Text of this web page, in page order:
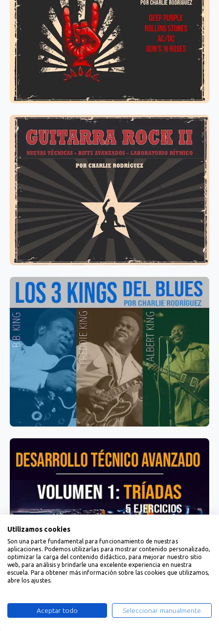
Utilizamos cookies
Son una parte fundamental para funcionamiento de nuestras
aplicaciones. Podemos utilizarlas para mostrar contenido personalizado,
optimizar la carga del contenido didáctico, para mejorar nuestro sitio
web, para análisis y brindarle una excelente experiencia en nuestra
escuela. Para obtener más información sobre las cookies que utilizamos,
abre los ajustes.
Aceptar todo Seleccionar manualmente